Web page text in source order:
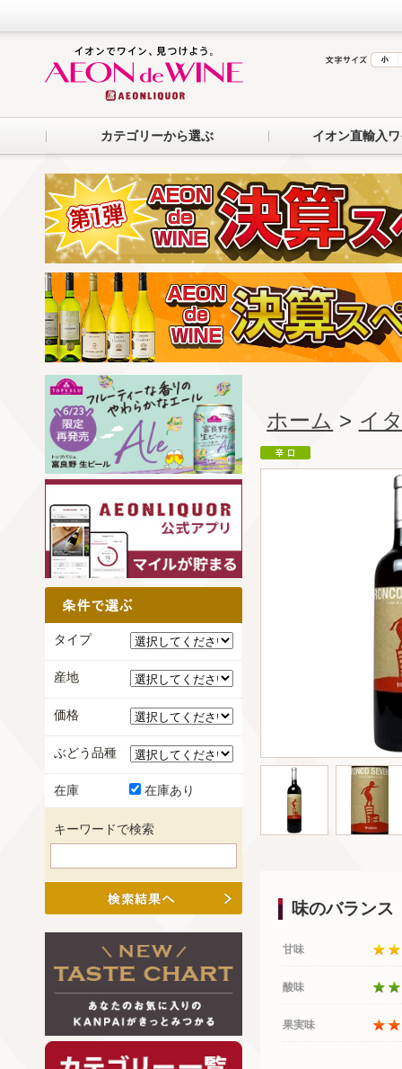
カテゴリーから選ぶ イオン直輸入
ホーム > イ
味のバランス
甘味
酸味
果実味
タイプ
産地
価格
ぶどう品種
在庫 在庫あり
キーワードで検索